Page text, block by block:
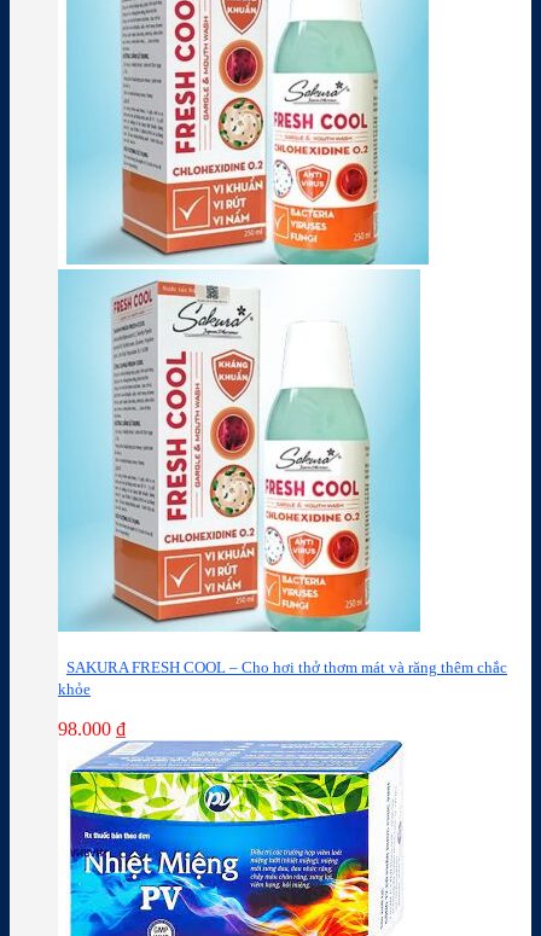
SAKURA FRESH COOL – Cho hơi thở thơm mát và răng thêm chắc
khỏe
98.000 ₫